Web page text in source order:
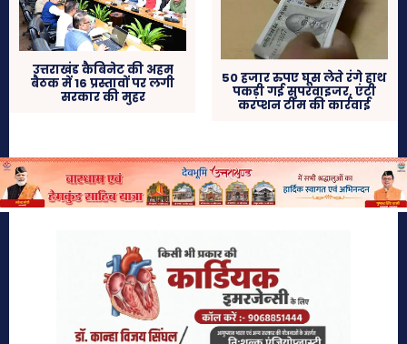
उत्तराखंड कैबिनेट की अहम
बैठक में 16 प्रस्तावों पर लगी
सरकार की मुहर
50 हजार रुपए घूस लेते रंगे हाथ
पकड़ी गई सुपरवाइजर, एंटी
करप्शन टीम की कार्रवाई